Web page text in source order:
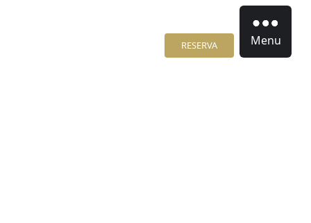
RESERVA Menu